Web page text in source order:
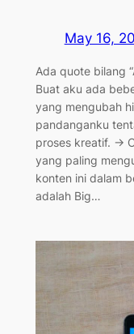
May 16,
Ada quote bilang
Buat aku ada
yang mengubah
pandanganku
proses kreatif. →
yang paling
konten ini dalam
adalah Big…